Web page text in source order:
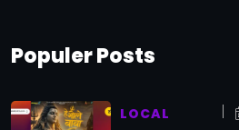
Populer Posts
LOCAL